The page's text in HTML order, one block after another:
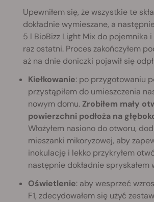
Upewniłem się, że wszystkie te
dokładnie wymieszane, a
5 l BioBizz Light Mix do pojemnika
raz ostatni. Proces zakończyłem
aż na dnie doniczki pojawił się
Kiełkowanie: po przygotowaniu
przystąpiłem do umieszczenia
nowym domu. Zrobiłem mały
powierzchni podłoża na
Włożyłem nasiono do otworu,
mieszanki mikoryzowej, aby
inokulację i lekko przykryłem
następnie dokładnie spryskałem
Oświetlenie: aby wesprzeć
F1, zdecydowałem się użyć